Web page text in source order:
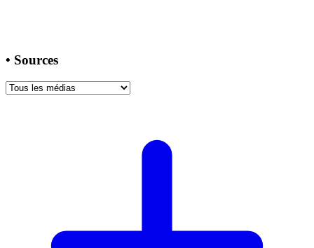
• Sources